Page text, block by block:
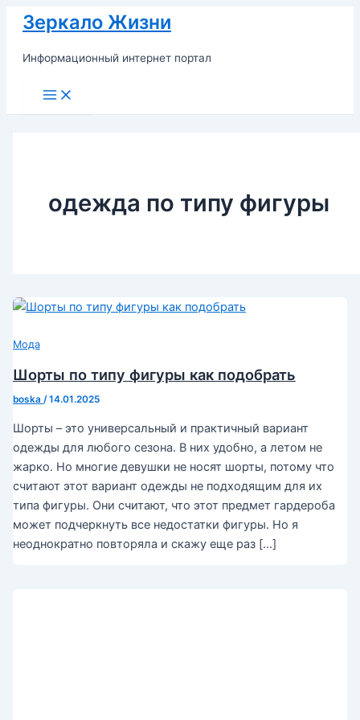
Перейти
содержимому
Зеркало Жизни
Информационный интернет портал
Main
Menu
одежда по типу фигуры
Мода
Шорты по типу фигуры как подобрать
boska /14.01.2025
Шорты – это универсальный и практичный вариант
одежды для любого сезона. В них удобно, а летом не
жарко. Но многие девушки не носят шорты, потому что
считают этот вариант одежды не подходящим для их
типа фигуры. Они считают, что этот предмет гардероба
может подчеркнуть все недостатки фигуры. Но я
неоднократно повторяла и скажу еще раз […]